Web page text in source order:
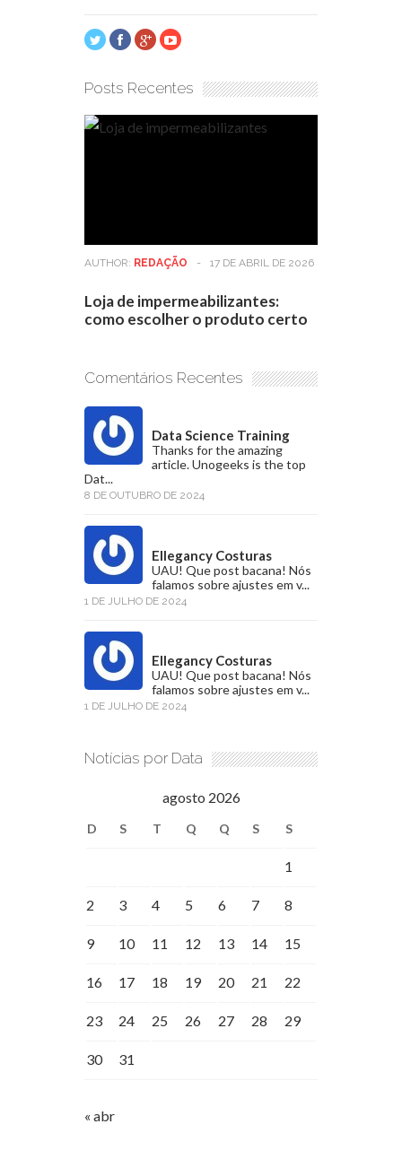
Posts Recentes
AUTHOR: REDAÇÃO - 17 DE ABRIL DE 2026
Loja de impermeabilizantes:
como escolher o produto certo
Comentários Recentes
Data Science Training
Thanks for the amazing
article. Unogeeks is the top
Dat...
8 DE OUTUBRO DE 2024
Ellegancy Costuras
UAU! Que post bacana! Nós
falamos sobre ajustes em v...
1 DE JULHO DE 2024
Ellegancy Costuras
UAU! Que post bacana! Nós
falamos sobre ajustes em v...
1 DE JULHO DE 2024
Notícias por Data
agosto 2026
D S T Q Q S S
1
2 3 4 5 6 7 8
9 10 11 12 13 14 15
16 17 18 19 20 21 22
23 24 25 26 27 28 29
30 31
« abr